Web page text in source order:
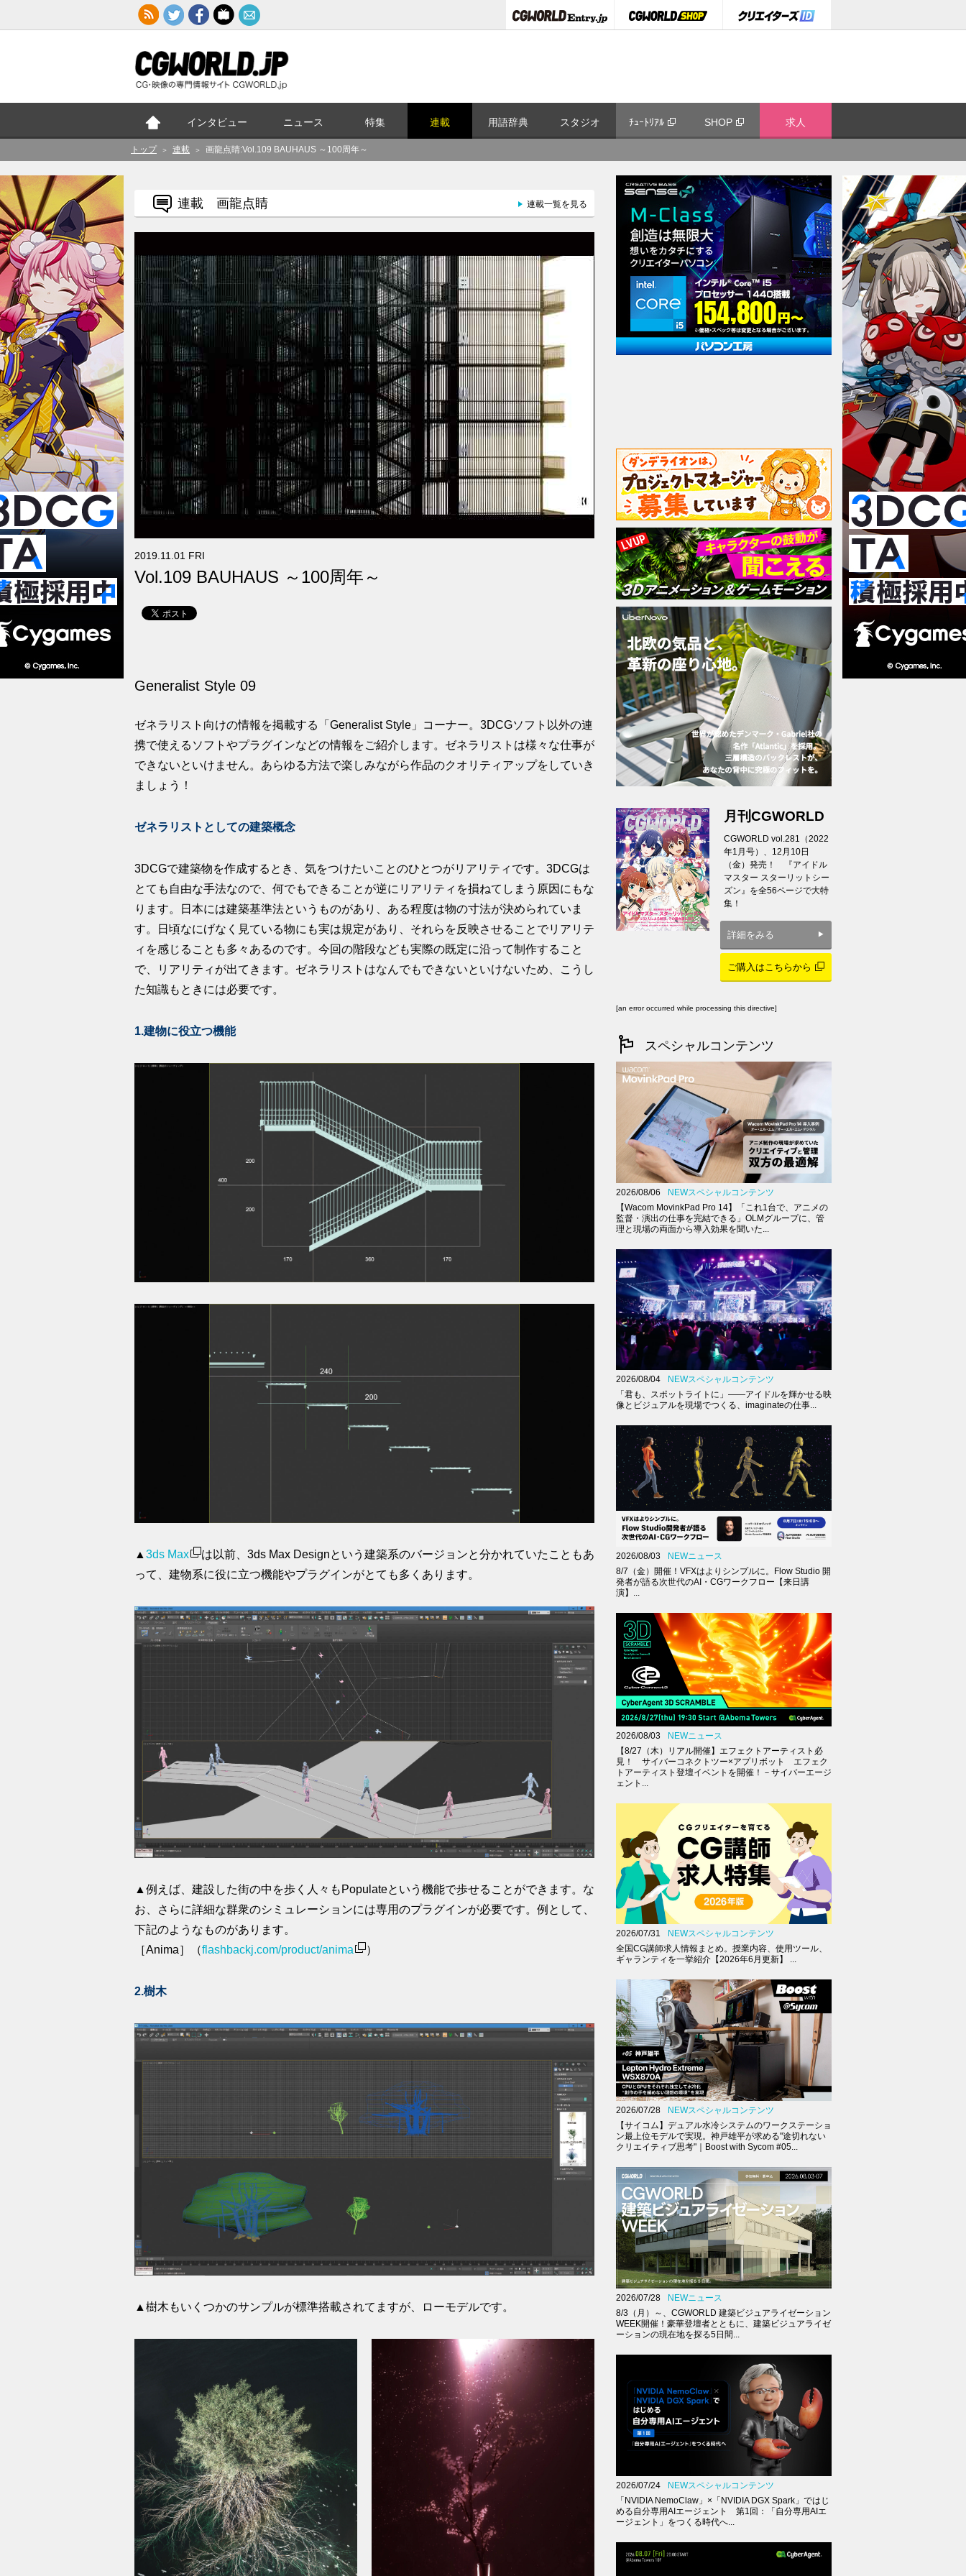
インタビュー ニュース 特集 連載 用語辞典 スタジオ ﾁｭｰﾄﾘｱﾙ SHOP 求人
トップ ＞ 連載 ＞ 画龍点睛:Vol.109 BAUHAUS ～100周年～
連載 画龍点睛 連載一覧を見る
2019.11.01 FRI
Vol.109 BAUHAUS ～100周年～
Generalist Style 09
ゼネラリスト向けの情報を掲載する「Generalist Style」コーナー。3DCGソフト以外の連
携で使えるソフトやプラグインなどの情報をご紹介します。ゼネラリストは様々な仕事が
できないといけません。あらゆる方法で楽しみながら作品のクオリティアップをしていき
ましょう！
ゼネラリストとしての建築概念
3DCGで建築物を作成するとき、気をつけたいことのひとつがリアリティです。3DCGは
とても自由な手法なので、何でもできることが逆にリアリティを損ねてしまう原因にもな
ります。日本には建築基準法というものがあり、ある程度は物の寸法が決められていま
す。日頃なにげなく見ている物にも実は規定があり、それらを反映させることでリアリテ
ィを感じることも多々あるのです。今回の階段なども実際の既定に沿って制作すること
で、リアリティが出てきます。ゼネラリストはなんでもできないといけないため、こうし
た知識もときには必要です。
1.建物に役立つ機能
▲ 3ds Max
は以前、3ds Max Designという建築系のバージョンと分かれていたこともあ
って、建物系に役に立つ機能やプラグインがとても多くあります。
▲例えば、建設した街の中を歩く人々もPopulateという機能で歩せることができます。な
お、さらに詳細な群衆のシミュレーションには専用のプラグインが必要です。例として、
下記のようなものがあります。
［Anima］（flashbackj.com/product/anima ）
2.樹木
▲樹木もいくつかのサンプルが標準搭載されてますが、ローモデルです。
月刊CGWORLD
CGWORLD vol.281（2022
年1月号）、12月10日
（金）発売！ 『アイドル
マスター スターリットシー
ズン』を全56ページで大特
集！
詳細をみる
ご購入はこちらから
[an error occurred while processing this directive]
スペシャルコンテンツ
2026/08/06
NEWスペシャルコンテンツ
【Wacom MovinkPad Pro 14】「これ1台で、アニメの
監督・演出の仕事を完結できる」OLMグループに、管
理と現場の両面から導入効果を聞いた...
2026/08/04
NEWスペシャルコンテンツ
「君も、スポットライトに」――アイドルを輝かせる映
像とビジュアルを現場でつくる、imaginateの仕事...
2026/08/03
NEWニュース
8/7（金）開催！VFXはよりシンプルに。Flow Studio 開
発者が語る次世代のAI・CGワークフロー【来日講
演】...
2026/08/03
NEWニュース
【8/27（木）リアル開催】エフェクトアーティスト必
見！ サイバーコネクトツー×アプリボット エフェク
トアーティスト登壇イベントを開催！－サイバーエージ
ェント...
2026/07/31
NEWスペシャルコンテンツ
全国CG講師求人情報まとめ。授業内容、使用ツール、
ギャランティを一挙紹介【2026年6月更新】 ...
2026/07/28
NEWスペシャルコンテンツ
【サイコム】デュアル水冷システムのワークステーショ
ン最上位モデルで実現。神戸雄平が求める"途切れない
クリエイティブ思考"｜Boost with Sycom #05...
2026/07/28
NEWニュース
8/3（月）～、CGWORLD 建築ビジュアライゼーション
WEEK開催！豪華登壇者とともに、建築ビジュアライゼ
ーションの現在地を探る5日間...
2026/07/24
NEWスペシャルコンテンツ
「NVIDIA NemoClaw」×「NVIDIA DGX Spark」ではじ
める自分専用AIエージェント 第1回：「自分専用AIエ
ージェント」をつくる時代へ...